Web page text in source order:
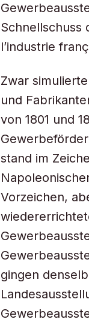
Schnellschuss
l’industrie
Zwar
und
von 1801 und
stand im
Vorzeichen,
gingen